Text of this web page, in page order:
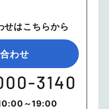
せはこちらから
わせ
～19:00